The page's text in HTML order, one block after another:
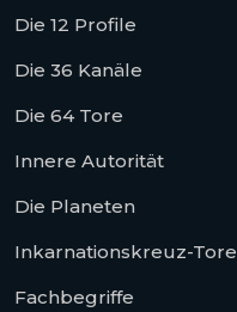
Die 12 Profile
Die 36 Kanäle
Die 64 Tore
Innere Autorität
Die Planeten
Inkarnationskreuz-Tore
Fachbegriffe